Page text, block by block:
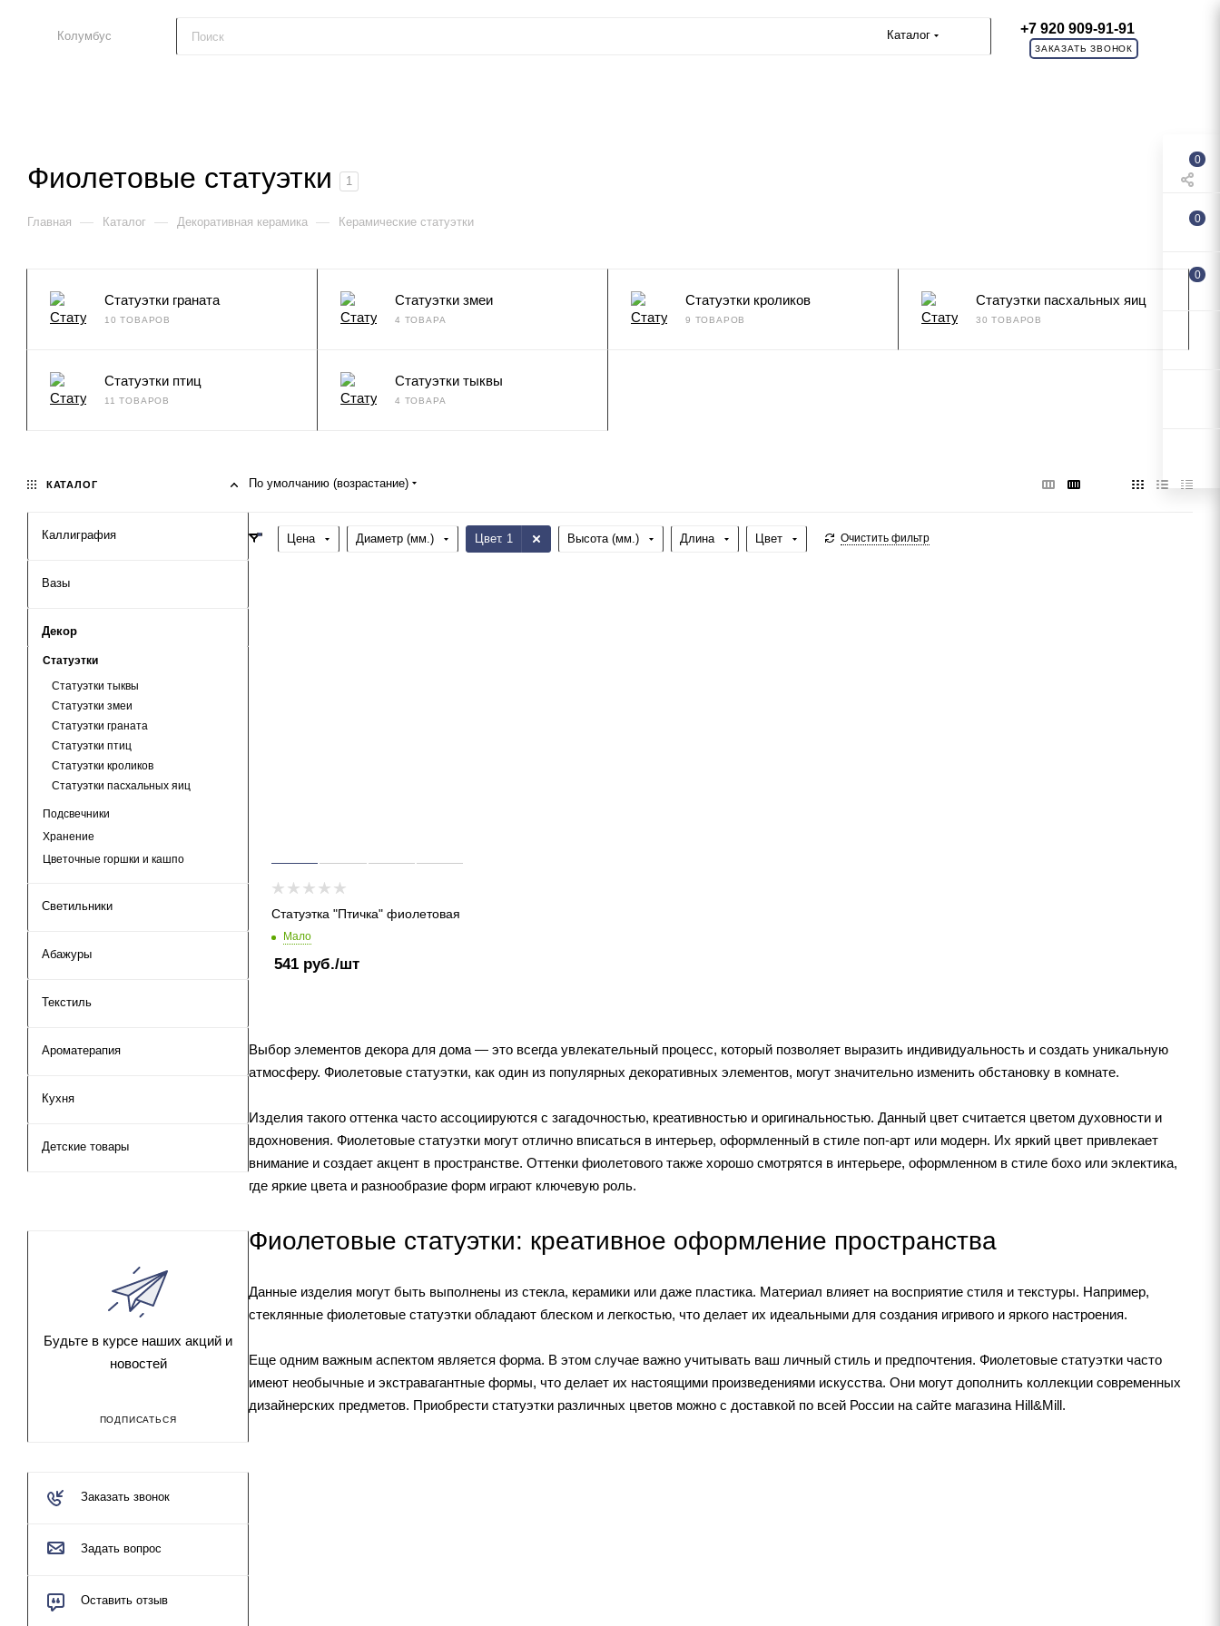
Колумбус Каталог +7 920 909-91-91
ЗАКАЗАТЬ ЗВОНОК
Фиолетовые статуэтки 1
Главная — Каталог — Декоративная керамика — Керамические статуэтки
Статуэтки граната
10 ТОВАРОВ
Статуэтки змеи
4 ТОВАРА
Статуэтки кроликов
9 ТОВАРОВ
Статуэтки пасхальных яиц
30 ТОВАРОВ
Статуэтки птиц
11 ТОВАРОВ
Статуэтки тыквы
4 ТОВАРА
По умолчанию (возрастание)
Цена Диаметр (мм.) Цвет: 1 Высота (мм.) Длина Цвет Очистить фильтр
Статуэтка "Птичка" фиолетовая
Мало
541 руб./шт
Выбор элементов декора для дома — это всегда увлекательный процесс, который позволяет выразить индивидуальность и создать уникальную
атмосферу. Фиолетовые статуэтки, как один из популярных декоративных элементов, могут значительно изменить обстановку в комнате.
Изделия такого оттенка часто ассоциируются с загадочностью, креативностью и оригинальностью. Данный цвет считается цветом духовности и
вдохновения. Фиолетовые статуэтки могут отлично вписаться в интерьер, оформленный в стиле поп-арт или модерн. Их яркий цвет привлекает
внимание и создает акцент в пространстве. Оттенки фиолетового также хорошо смотрятся в интерьере, оформленном в стиле бохо или эклектика,
где яркие цвета и разнообразие форм играют ключевую роль.
Фиолетовые статуэтки: креативное оформление пространства
Данные изделия могут быть выполнены из стекла, керамики или даже пластика. Материал влияет на восприятие стиля и текстуры. Например,
стеклянные фиолетовые статуэтки обладают блеском и легкостью, что делает их идеальными для создания игривого и яркого настроения.
Еще одним важным аспектом является форма. В этом случае важно учитывать ваш личный стиль и предпочтения. Фиолетовые статуэтки часто
имеют необычные и экстравагантные формы, что делает их настоящими произведениями искусства. Они могут дополнить коллекции современных
дизайнерских предметов. Приобрести статуэтки различных цветов можно с доставкой по всей России на сайте магазина Hill&Mill.
КАТАЛОГ
Каллиграфия
Вазы
Декор
Статуэтки
Статуэтки тыквы
Статуэтки змеи
Статуэтки граната
Статуэтки птиц
Статуэтки кроликов
Статуэтки пасхальных яиц
Подсвечники
Хранение
Цветочные горшки и кашпо
Светильники
Абажуры
Текстиль
Ароматерапия
Кухня
Детские товары
Будьте в курсе наших акций и
новостей
ПОДПИСАТЬСЯ
Заказать звонок
Задать вопрос
Оставить отзыв
0
0
0